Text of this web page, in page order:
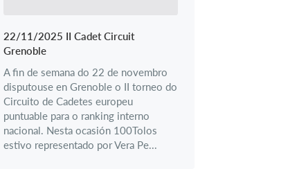
22/11/2025 II Cadet Circuit
Grenoble
A fin de semana do 22 de novembro
disputouse en Grenoble o II torneo do
Circuito de Cadetes europeu
puntuable para o ranking interno
nacional. Nesta ocasión 100Tolos
estivo representado por Vera Pe...